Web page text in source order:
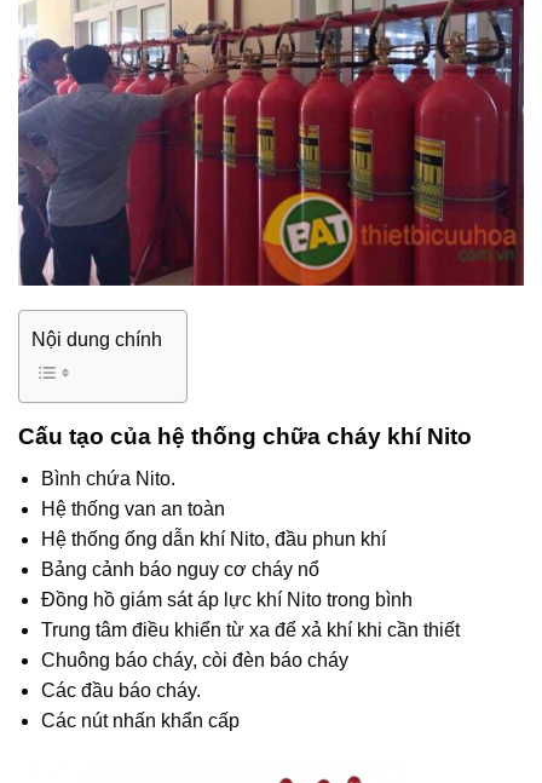
Nội dung chính
Cấu tạo của hệ thống chữa cháy khí Nito
Bình chứa Nito.
Hệ thống van an toàn
Hệ thống ống dẫn khí Nito, đầu phun khí
Bảng cảnh báo nguy cơ cháy nổ
Đồng hồ giám sát áp lực khí Nito trong bình
Trung tâm điều khiển từ xa để xả khí khi cần thiết
Chuông báo cháy, còi đèn báo cháy
Các đầu báo cháy.
Các nút nhấn khẩn cấp